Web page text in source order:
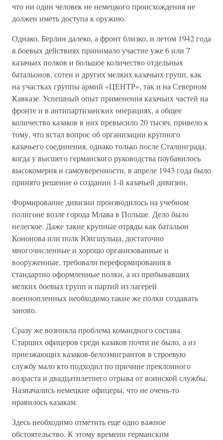
что ни один человек не немецкого происхождения не
должен иметь доступа к оружию.
Однако, Берлин далеко, а фронт близко, и летом 1942 года
в боевых действиях принимало участие уже 6 или 7
казачьих полков и большое количество отдельных
батальонов, сотен и других мелких казачьих групп, как
на участках группы армий «ЦЕНТР», так и на Северном
Кавказе. Успешный опыт применения казачьих частей на
фронте и в антипартизанских операциях, а общее
количество казаков в них превысило 20 тысяч, привело к
тому, что встал вопрос об организации крупного
казачьего соединения, однако только после Сталинграда,
когда у высшего германского руководства поубавилось
высокомерия и самоуверенности, в апреле 1943 года было
принято решение о создании 1-й казачьей дивизии.
Формирование дивизии производилось на учебном
полигоне возле города Млава в Польше. Дело было
нелегкое. Даже такие крупные отряды как батальон
Кононова или полк Юнгшульца, достаточно
многочисленные и хорошо организованные и
вооруженные, требовали переформирования в
стандартно оформленные полки, а из прибывавших
мелких боевых групп и партий из лагерей
военнопленных необходимо такие же полки создавать
заново.
Сразу же возникла проблема командного состава.
Старших офицеров среди казаков почти не было, а из
приезжающих казаков-белоэмигрантов в строевую
службу мало кто подходил по причине преклонного
возраста и двадцатилетнего отрыва от воинской службы.
Назначались немецкие офицеры, что не очень-то
нравилось казакам.
Здесь необходимо отметить еще одно важное
обстоятельство. К этому времени германским